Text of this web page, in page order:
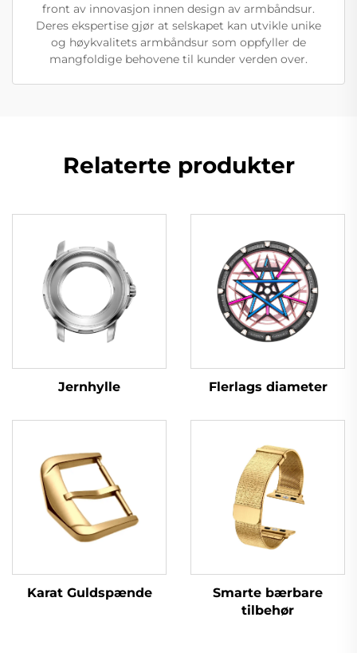
front av innovasjon innen design av armbåndsur.
Deres ekspertise gjør at selskapet kan utvikle unike
og høykvalitets armbåndsur som oppfyller de
mangfoldige behovene til kunder verden over.
Relaterte produkter
Jernhylle Flerlags diameter
Karat Guldspænde
Smarte bærbare
tilbehør